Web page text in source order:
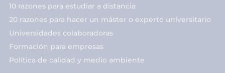
10 razones para estudiar a distancia
20 razones para hacer un máster o experto universitario
Universidades colaboradoras
Formación para empresas
Política de calidad y medio ambiente